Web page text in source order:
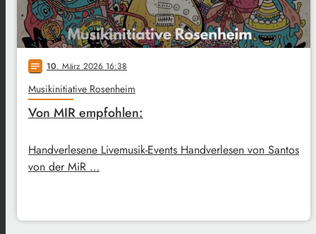
notes 10. März 2026 16:38
Musikinitiative Rosenheim
Von MIR empfohlen:
Handverlesene Livemusik-Events Handverlesen von Santos
von der MiR …